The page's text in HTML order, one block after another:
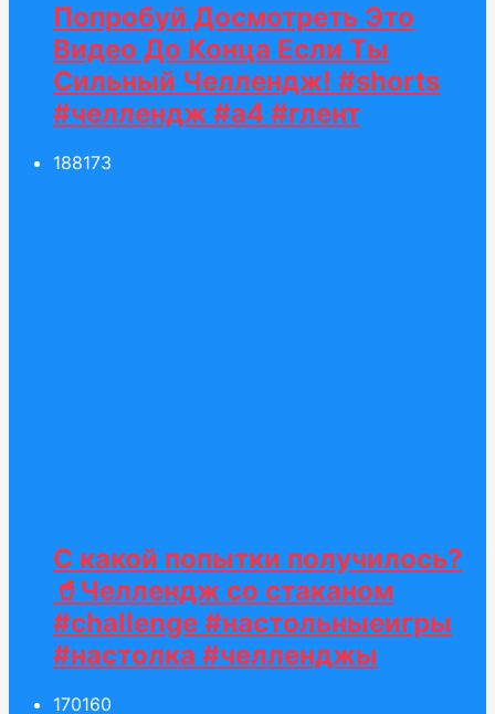
Попробуй Досмотреть Это
Видео До Конца Если Ты
Сильный Челлендж! #shorts
#челлендж #а4 #глент
188173
С какой попытки получилось?
🥤Челлендж со стаканом
#challenge #настольныеигры
#настолка #челленджы
170160